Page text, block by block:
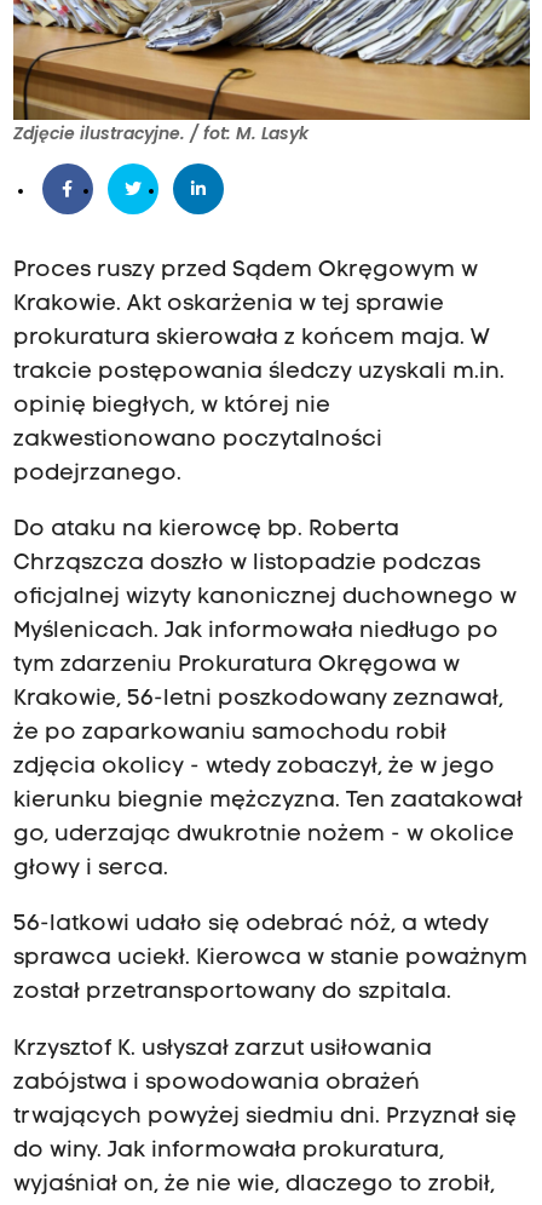
Zdjęcie ilustracyjne. / fot: M. Lasyk
Proces ruszy przed Sądem Okręgowym w
Krakowie. Akt oskarżenia w tej sprawie
prokuratura skierowała z końcem maja. W
trakcie postępowania śledczy uzyskali m.in.
opinię biegłych, w której nie
zakwestionowano poczytalności
podejrzanego.
Do ataku na kierowcę bp. Roberta
Chrząszcza doszło w listopadzie podczas
oficjalnej wizyty kanonicznej duchownego w
Myślenicach. Jak informowała niedługo po
tym zdarzeniu Prokuratura Okręgowa w
Krakowie, 56-letni poszkodowany zeznawał,
że po zaparkowaniu samochodu robił
zdjęcia okolicy - wtedy zobaczył, że w jego
kierunku biegnie mężczyzna. Ten zaatakował
go, uderzając dwukrotnie nożem - w okolice
głowy i serca.
56-latkowi udało się odebrać nóż, a wtedy
sprawca uciekł. Kierowca w stanie poważnym
został przetransportowany do szpitala.
Krzysztof K. usłyszał zarzut usiłowania
zabójstwa i spowodowania obrażeń
trwających powyżej siedmiu dni. Przyznał się
do winy. Jak informowała prokuratura,
wyjaśniał on, że nie wie, dlaczego to zrobił,